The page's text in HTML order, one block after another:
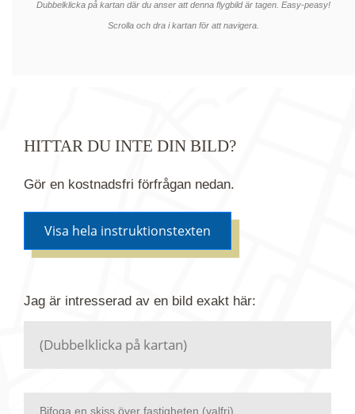
Dubbelklicka på kartan där du anser att denna flygbild är tagen. Easy-peasy!
Scrolla och dra i kartan för att navigera.
HITTAR DU INTE DIN BILD?
Gör en kostnadsfri förfrågan nedan.
Visa hela instruktionstexten
förfrågan. Vi har flera miljoner bilder i vårt arkiv
Jag är intresserad av en bild exakt här:
Bifoga en skiss över fastigheten (valfri)